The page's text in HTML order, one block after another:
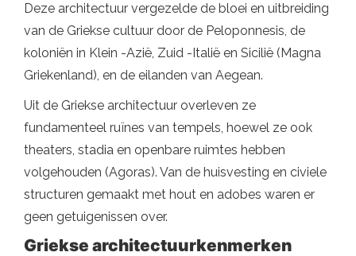
Deze architectuur vergezelde de bloei en uitbreiding
van de Griekse cultuur door de Peloponnesis, de
koloniën in Klein -Azië, Zuid -Italië en Sicilië (Magna
Griekenland), en de eilanden van Aegean.
Uit de Griekse architectuur overleven ze
fundamenteel ruïnes van tempels, hoewel ze ook
theaters, stadia en openbare ruimtes hebben
volgehouden (Agoras). Van de huisvesting en civiele
structuren gemaakt met hout en adobes waren er
geen getuigenissen over.
Griekse architectuurkenmerken